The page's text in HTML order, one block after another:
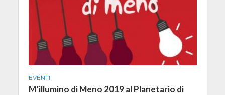
EVENTI
M’illumino di Meno 2019 al Planetario di